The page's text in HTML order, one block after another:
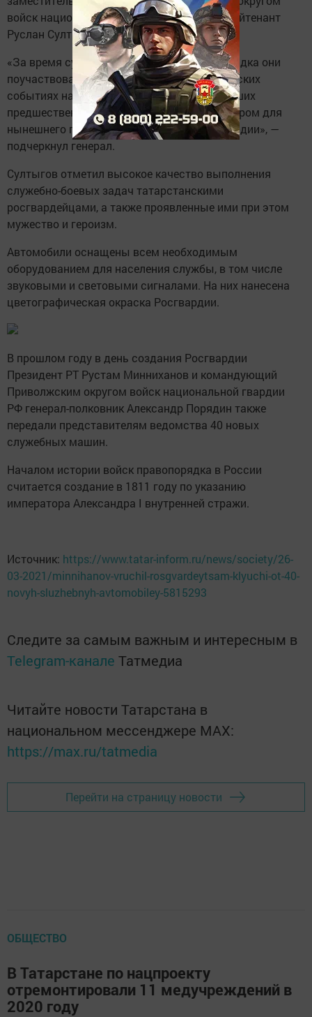
войск национальной гвардии РФ генерал-лейтенант
Руслан Султыгов.
«За время существования войск правопорядка они
поучаствовали во всех значимых исторических
событиях нашего государства. Подвиги наших
предшественников стали моральным вектором для
нынешнего поколения сотрудников Росгвардии», —
подчеркнул генерал.
Султыгов отметил высокое качество выполнения
служебно-боевых задач татарстанскими
росгвардейцами, а также проявленные ими при этом
мужество и героизм.
Автомобили оснащены всем необходимым
оборудованием для населения службы, в том числе
звуковыми и световыми сигналами. На них нанесена
цветографическая окраска Росгвардии.
В прошлом году в день создания Росгвардии
Президент РТ Рустам Минниханов и командующий
Приволжским округом войск национальной гвардии
РФ генерал-полковник Александр Порядин также
передали представителям ведомства 40 новых
служебных машин.
Началом истории войск правопорядка в России
считается создание в 1811 году по указанию
императора Александра I внутренней стражи.
Источник: https://www.tatar-inform.ru/news/society/26-
03-2021/minnihanov-vruchil-rosgvardeytsam-klyuchi-ot-40-
novyh-sluzhebnyh-avtomobiley-5815293
Следите за самым важным и интересным в
Telegram-канале Татмедиа
Читайте новости Татарстана в
национальном мессенджере MАХ:
https://max.ru/tatmedia
Перейти на страницу новости
ОБЩЕСТВО
В Татарстане по нацпроекту
отремонтировали 11 медучреждений в
2020 году